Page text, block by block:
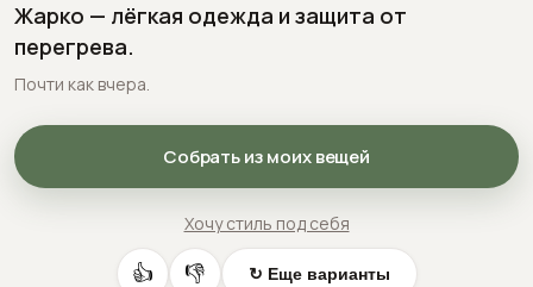
Жарко — лёгкая одежда и защита от
перегрева.
Почти как вчера.
Собрать из моих вещей
Хочу стиль под себя
👍 👎 ↻ Еще варианты